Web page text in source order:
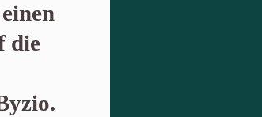
die